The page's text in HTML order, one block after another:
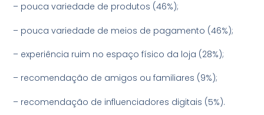
– pouca variedade de produtos (46%);
– pouca variedade de meios de pagamento (46%);
– experiência ruim no espaço físico da loja (28%);
– recomendação de amigos ou familiares (9%);
– recomendação de influenciadores digitais (5%).